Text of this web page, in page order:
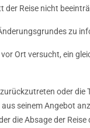
der Reise nicht
zu
Ort versucht, ein
oder die
seinem Angebot
die Absage der